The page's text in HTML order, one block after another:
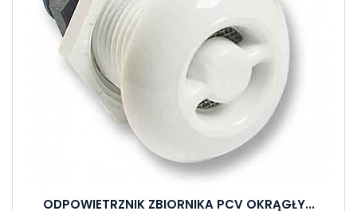
ODPOWIETRZNIK ZBIORNIKA PCV OKRĄGŁY...